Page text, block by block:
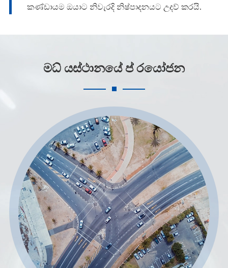
කණ්ඩායම ඔයාට නිවැරදි නිෂ්පාදනයට උදව් කරයි.
මධ් යස්ථානයේ ප් රයෝජන